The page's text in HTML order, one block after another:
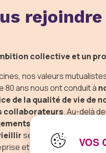
rejoindre
collective et un
nos valeurs
80 ans nous ont conduit à
de la qualité de vie de
collaborateurs. Au-delà
pour la solidarité
se traduisent dans les
et de nos comités de
VOS